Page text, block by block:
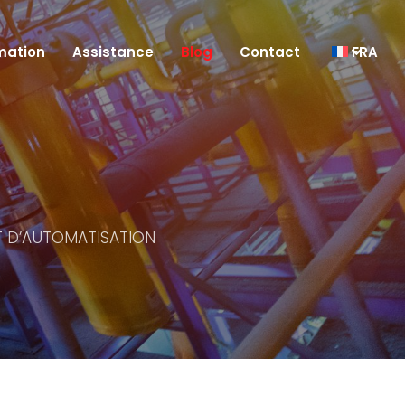
Assistance Blog Contact FRA